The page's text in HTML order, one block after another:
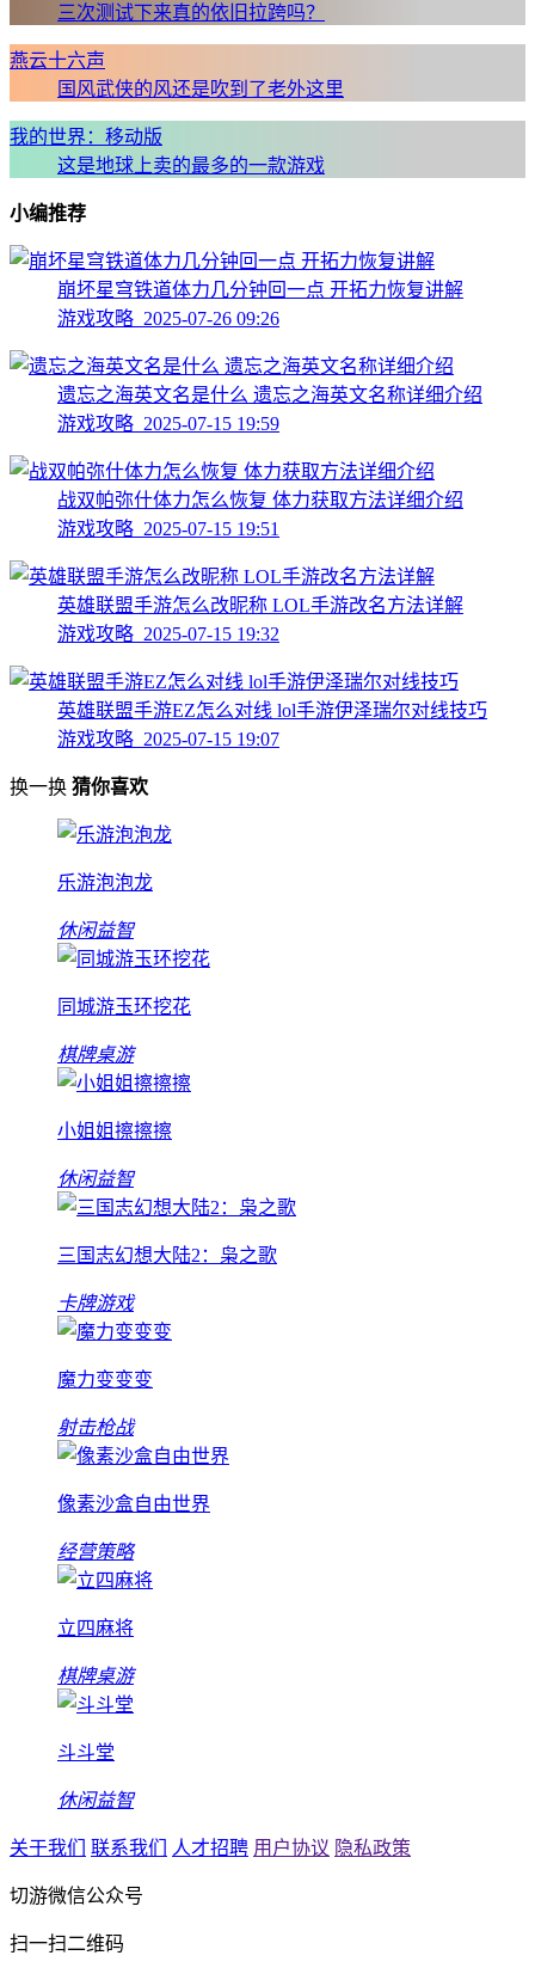
三次测试下来真的依旧拉跨吗？
燕云十六声
国风武侠的风还是吹到了老外这里
我的世界：移动版
这是地球上卖的最多的一款游戏
小编推荐
崩坏星穹铁道体力几分钟回一点 开拓力恢复讲解
游戏攻略 2025-07-26 09:26
遗忘之海英文名是什么 遗忘之海英文名称详细介绍
游戏攻略 2025-07-15 19:59
战双帕弥什体力怎么恢复 体力获取方法详细介绍
游戏攻略 2025-07-15 19:51
英雄联盟手游怎么改昵称 LOL手游改名方法详解
游戏攻略 2025-07-15 19:32
英雄联盟手游EZ怎么对线 lol手游伊泽瑞尔对线技巧
游戏攻略 2025-07-15 19:07
换一换 猜你喜欢
乐游泡泡龙
休闲益智
同城游玉环挖花
棋牌桌游
小姐姐擦擦擦
休闲益智
三国志幻想大陆2：枭之歌
卡牌游戏
魔力变变变
射击枪战
像素沙盒自由世界
经营策略
立四麻将
棋牌桌游
斗斗堂
休闲益智
关于我们 联系我们 人才招聘 用户协议 隐私政策
切游微信公众号
扫一扫二维码